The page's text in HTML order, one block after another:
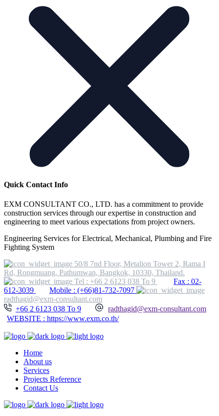
Quick Contact Info
EXM CONSULTANT CO., LTD. has a commitment to provide
construction services through our expertise in construction and
engineering to meet various expectations from project owners.
Engineering Services for Electrical, Mechanical, Plumbing and Fire
Fighting System
50/8 7nd Floor, Metalion Tower 2, Rama I
Rd, Rongmuang, Pathumwan, Bangkok, 10330, Thailand.
Tel : +66 2 6123 038 To 9
Fax : 02-
612-3039
Mobile : (+66)81-732-7097
radthagid@exm-consultant.com
+66 2 6123 038 To 9
radthagid@exm-consultant.com
WEBSITE : https://www.exm.co.th/
Home
About us
Services
Projects Reference
Contact Us